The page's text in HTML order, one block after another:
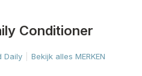
Conditioner
Daily Bekijk alles MERKEN